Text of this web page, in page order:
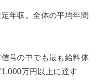
年収。全体の平均年間
号の中でも最も給料体
万円以上に達す